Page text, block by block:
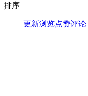
排序
更新浏览点赞评论